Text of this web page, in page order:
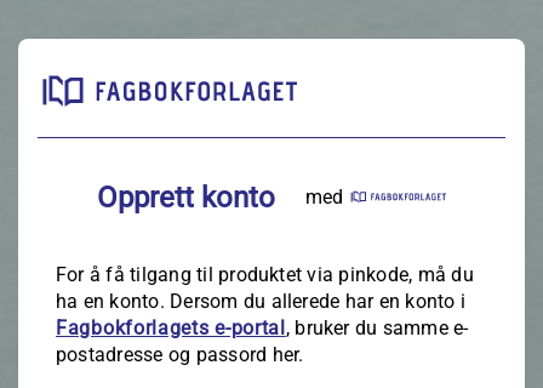
Opprett konto med
For å få tilgang til produktet via pinkode, må du
ha en konto. Dersom du allerede har en konto i
Fagbokforlagets e‑portal, bruker du samme e-
postadresse og passord her.